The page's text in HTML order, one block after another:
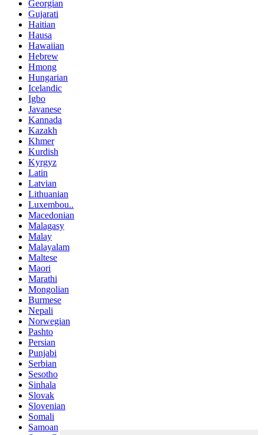
Georgian
Gujarati
Haitian
Hausa
Hawaiian
Hebrew
Hmong
Hungarian
Icelandic
Igbo
Javanese
Kannada
Kazakh
Khmer
Kurdish
Kyrgyz
Latin
Latvian
Lithuanian
Luxembou..
Macedonian
Malagasy
Malay
Malayalam
Maltese
Maori
Marathi
Mongolian
Burmese
Nepali
Norwegian
Pashto
Persian
Punjabi
Serbian
Sesotho
Sinhala
Slovak
Slovenian
Somali
Samoan